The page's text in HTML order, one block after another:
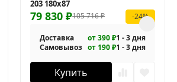
203 180x87
105 716₽
79 830₽ -24%
Доставка от 390 ₽1 - 3 дня
Самовывоз от 190 ₽1 - 3 дня
Купить